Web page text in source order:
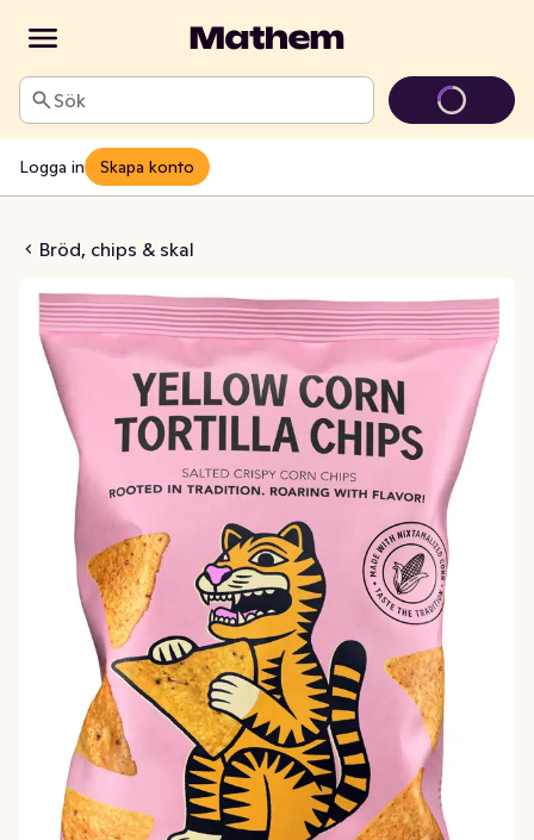
Sök
Logga in Skapa konto
Bröd, chips & skal
Corn Chips